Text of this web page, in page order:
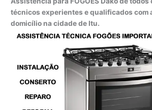
técnicos experientes e qualificados com
domicílio na cidade de Itu.